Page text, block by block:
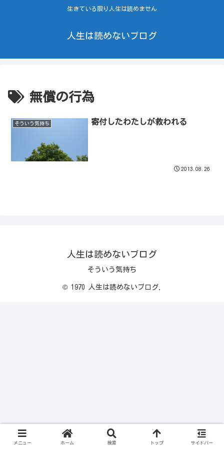
生きている限り人生は読めません
人生は読めないブログ
無償の行為
そういう気持ち 寄付したわたしが救われる
2013.08.26
人生は読めないブログ
そういう気持ち
© 1970 人生は読めないブログ.
メニュー ホーム 検索 トップ サイドバー